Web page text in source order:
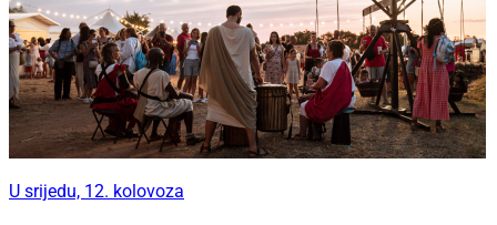
U srijedu, 12. kolovoza